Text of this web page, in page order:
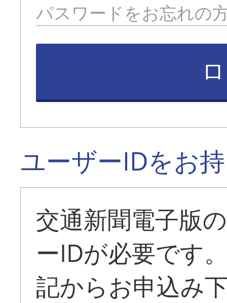
パスワードをお忘れの
ユーザーIDをお
交通新聞電子版
ーIDが必要です
記からお申込み